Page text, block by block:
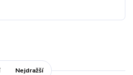
Nejdražší